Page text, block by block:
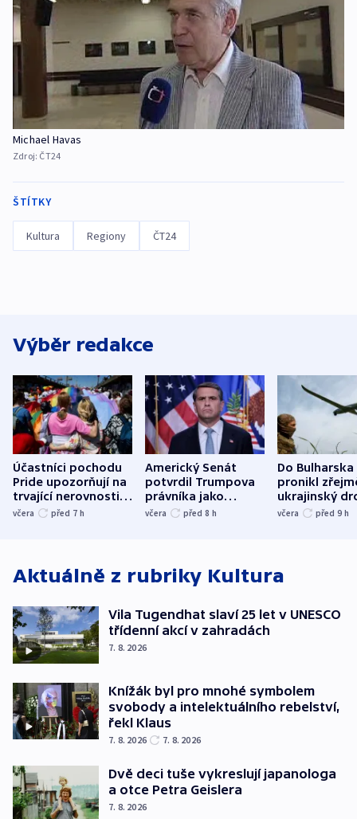
Michael Havas
Zdroj: ČT24
ŠTÍTKY
Kultura Regiony ČT24
Výběr redakce
Účastníci pochodu
Pride upozorňují na
trvající nerovnosti i
společenskou
včera před 7 h
Americký Senát
potvrdil Trumpova
právníka jako
ministra
včera před 8 h
Do Bulharska
pronikl
ukrajinský
explodoval
včera před 9 h
Aktuálně z rubriky Kultura
Vila Tugendhat slaví 25 let v UNESCO
třídenní akcí v zahradách
7. 8. 2026
Knížák byl pro mnohé symbolem
svobody a intelektuálního rebelství,
řekl Klaus
7. 8. 2026 7. 8. 2026
Dvě deci tuše vykreslují japanologa
a otce Petra Geislera
7. 8. 2026